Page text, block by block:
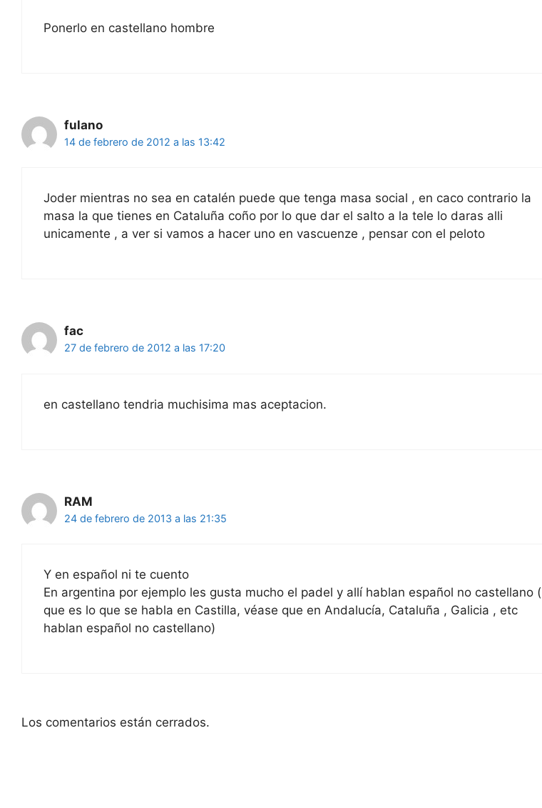
Ponerlo en castellano hombre
fulano
14 de febrero de 2012 a las 13:42
Joder mientras no sea en catalén puede que tenga masa social , en caco contrario la
masa la que tienes en Cataluña coño por lo que dar el salto a la tele lo daras alli
unicamente , a ver si vamos a hacer uno en vascuenze , pensar con el peloto
fac
27 de febrero de 2012 a las 17:20
en castellano tendria muchisima mas aceptacion.
RAM
24 de febrero de 2013 a las 21:35
Y en español ni te cuento
En argentina por ejemplo les gusta mucho el padel y allí hablan español no castellano (
que es lo que se habla en Castilla, véase que en Andalucía, Cataluña , Galicia , etc
hablan español no castellano)
Los comentarios están cerrados.